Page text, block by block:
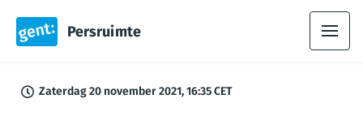
Persruimte
Zaterdag 20 november 2021, 16:35 CET